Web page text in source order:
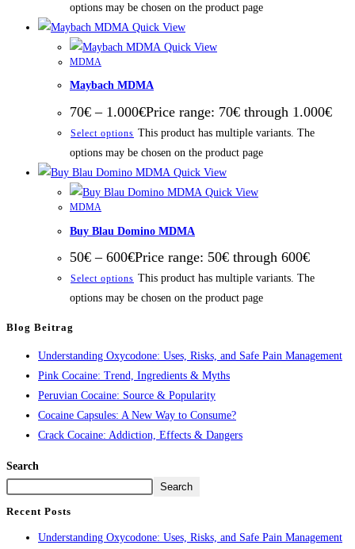
options may be chosen on the product page
Quick View
Quick View
MDMA
Maybach MDMA
70€ – 1.000€Price range: 70€ through 1.000€
Select options This product has multiple variants. The
options may be chosen on the product page
Quick View
Quick View
MDMA
Buy Blau Domino MDMA
50€ – 600€Price range: 50€ through 600€
Select options This product has multiple variants. The
options may be chosen on the product page
Blog Beitrag
Understanding Oxycodone: Uses, Risks, and Safe Pain Management
Pink Cocaine: Trend, Ingredients & Myths
Peruvian Cocaine: Source & Popularity
Cocaine Capsules: A New Way to Consume?
Crack Cocaine: Addiction, Effects & Dangers
Search
Search
Recent Posts
Understanding Oxycodone: Uses, Risks, and Safe Pain Management